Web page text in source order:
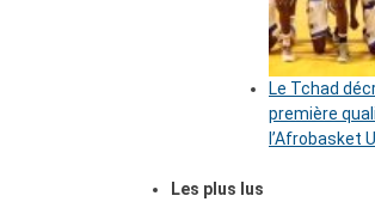
Le Tchad
première
l’Afrobasket
Les plus lus